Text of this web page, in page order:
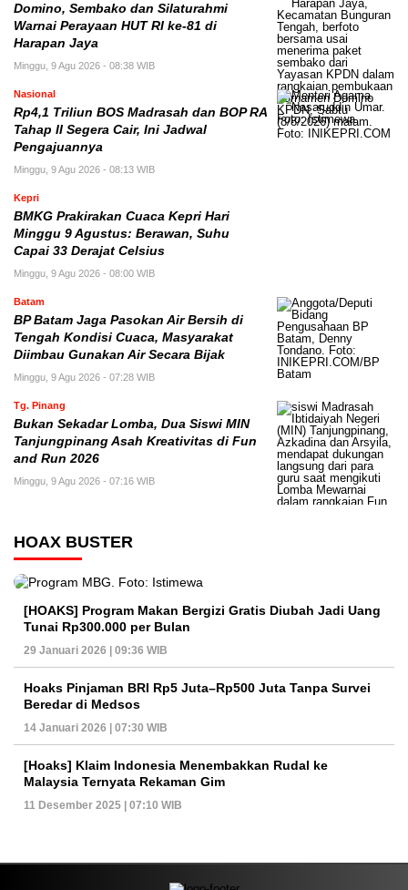
Domino, Sembako dan Silaturahmi
Warnai Perayaan HUT RI ke-81 di
Harapan Jaya
Minggu, 9 Agu 2026 - 08:38 WIB
Nasional
Rp4,1 Triliun BOS Madrasah dan BOP RA
Tahap II Segera Cair, Ini Jadwal
Pengajuannya
Minggu, 9 Agu 2026 - 08:13 WIB
Kepri
BMKG Prakirakan Cuaca Kepri Hari
Minggu 9 Agustus: Berawan, Suhu
Capai 33 Derajat Celsius
Minggu, 9 Agu 2026 - 08:00 WIB
Batam
BP Batam Jaga Pasokan Air Bersih di
Tengah Kondisi Cuaca, Masyarakat
Diimbau Gunakan Air Secara Bijak
Minggu, 9 Agu 2026 - 07:28 WIB
Tg. Pinang
Bukan Sekadar Lomba, Dua Siswi MIN
Tanjungpinang Asah Kreativitas di Fun
and Run 2026
Minggu, 9 Agu 2026 - 07:16 WIB
HOAX BUSTER
[HOAKS] Program Makan Bergizi Gratis Diubah Jadi Uang
Tunai Rp300.000 per Bulan
29 Januari 2026 | 09:36 WIB
Hoaks Pinjaman BRI Rp5 Juta–Rp500 Juta Tanpa Survei
Beredar di Medsos
14 Januari 2026 | 07:30 WIB
[Hoaks] Klaim Indonesia Menembakkan Rudal ke
Malaysia Ternyata Rekaman Gim
11 Desember 2025 | 07:10 WIB